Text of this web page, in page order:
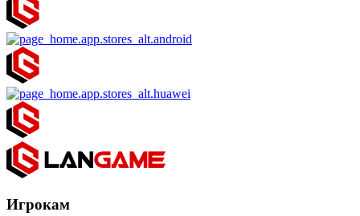
Игрокам